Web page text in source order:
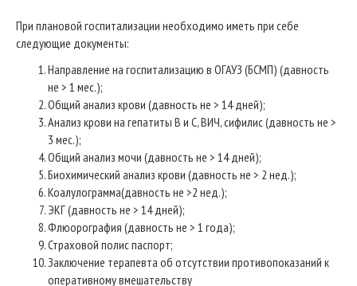
При плановой госпитализации необходимо иметь при себе
следующие документы:
Направление на госпитализацию в ОГАУЗ (БСМП) (давность
не > 1 мес.);
Общий анализ крови (давность не > 14 дней);
Анализ крови на гепатиты В и С, ВИЧ, сифилис (давность не >
3 мес.);
Общий анализ мочи (давность не > 14 дней);
Биохимический анализ крови (давность не > 2 нед.);
Коалулограмма(давность не >2 нед.);
ЭКГ (давность не > 14 дней);
Флюорография (давность не > 1 года);
Страховой полис паспорт;
Заключение терапевта об отсутствии противопоказаний к
оперативному вмешательству